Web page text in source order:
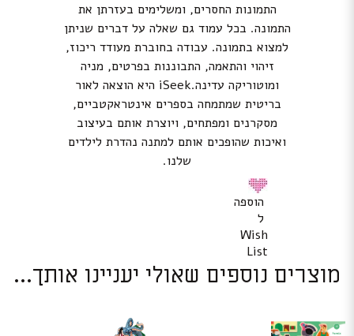
התמונות החסרים, ומשלימים בעזרתן את
התמונה. בכל עמוד גם שאלה על דברים שניתן
למצוא בתמונה. עבודה בחוברת מעודד ריכוז,
זיהוי והתאמה, התבוננות בפרטים, מניה
ומוטוריקה עדינה.iSeek היא הוצאה לאור
בריטית שמתמחה בספרים אינטראקטביים,
מסקרנים ומפתחים, ויוצרת אותם בעיצוב
ואיכות שהופכים אותם למתנה נהדרת לילדים
שלנו.
הוספה
ל
Wish
List
מוצרים נוספים שאולי יעניינו אותך...